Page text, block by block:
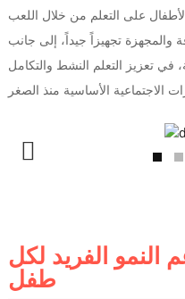
تجهيزاً جيداً، إلى جانب
في تعزيز التعلم النشط والتكامل
الفريد لكل
طفل